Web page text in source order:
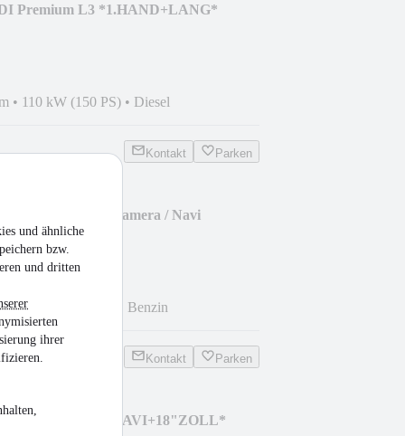
und ähnliche
bzw.
und dritten
ihrer
Premium L3 *1.HAND+LANG*
• 110 kW (150 PS) • Diesel
Kontakt Parken
/ 360°-Kamera / Navi
•96 kW (131 PS) Benzin
Kontakt Parken
Sports Tourer *NAVI+18"ZOLL*